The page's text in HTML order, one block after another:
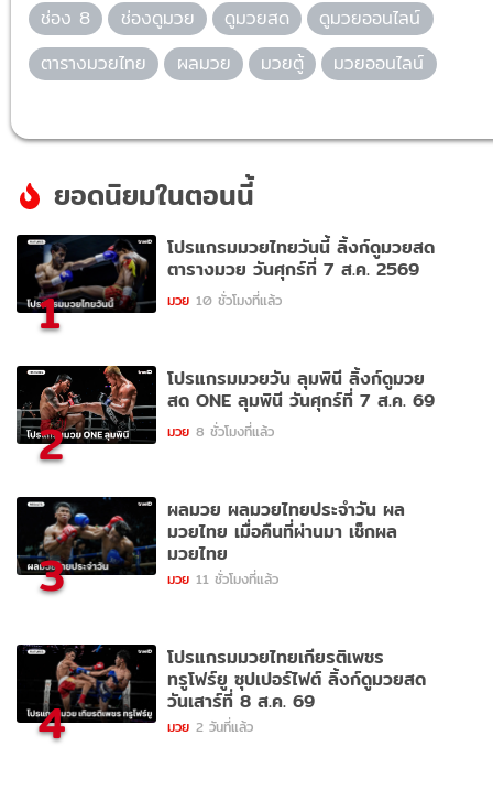
ช่อง 8 ช่องดูมวย ดูมวยสด
ดูมวยออนไลน์
ตารางมวยไทย
ผลมวย มวยตู้ มวยออนไลน์
ยอดนิยมในตอนนี้
1
โปรแกรมมวยไทยวันนี้ ลิ้งก์ดูมวยสด
ตารางมวย วันศุกร์ที่ 7 ส.ค. 2569
มวย 10 ชั่วโมงที่แล้ว
2
โปรแกรมมวยวัน ลุมพินี ลิ้งก์ดูมวย
สด ONE ลุมพินี วันศุกร์ที่ 7 ส.ค. 69
มวย 8 ชั่วโมงที่แล้ว
3
ผลมวย ผลมวยไทยประจำวัน ผล
มวยไทย เมื่อคืนที่ผ่านมา เช็กผล
มวยไทย
มวย 11 ชั่วโมงที่แล้ว
4
โปรแกรมมวยไทยเกียรติเพชร
ทรูโฟร์ยู ซุปเปอร์ไฟต์ ลิ้งก์ดูมวยสด
วันเสาร์ที่ 8 ส.ค. 69
มวย 2 วันที่แล้ว